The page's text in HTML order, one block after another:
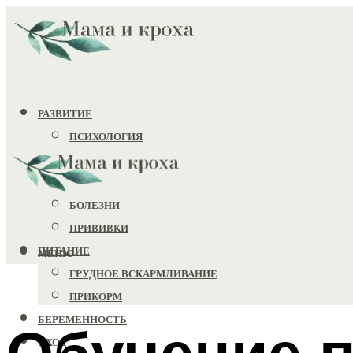
РАЗВИТИЕ
ПСИХОЛОГИЯ
ИГРУШКИ
ЗДОРОВЬЕ
БОЛЕЗНИ
ПРИВИВКИ
ПИТАНИЕ
ГРУДНОЕ ВСКАРМЛИВАНИЕ
ПРИКОРМ
БЕРЕМЕННОСТЬ
УХОД
МЕНЮ